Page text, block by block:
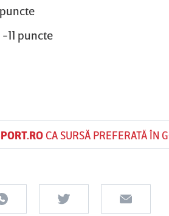
11 puncte
CA SURSĂ PREFERATĂ ÎN